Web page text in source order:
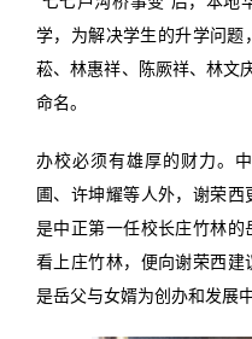
学，为解决学生的升学问题
菘、林惠祥、陈厥祥、林文
命名。
办校必须有雄厚的财力。
圃、许坤耀等人外，谢荣
是中正第一任校长庄竹林
看上庄竹林，便向谢荣西
是岳父与女婿为创办和发展